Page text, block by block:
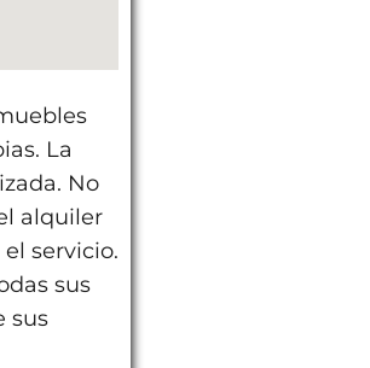
La
No
alquiler
servicio.
sus
sus